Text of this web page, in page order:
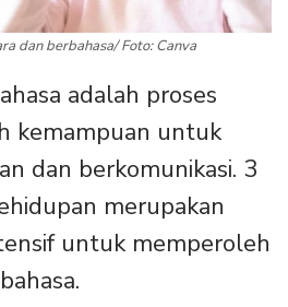
dan berbahasa/ Foto: Canva
adalah proses
kemampuan untuk
dan berkomunikasi. 3
merupakan
untuk memperoleh